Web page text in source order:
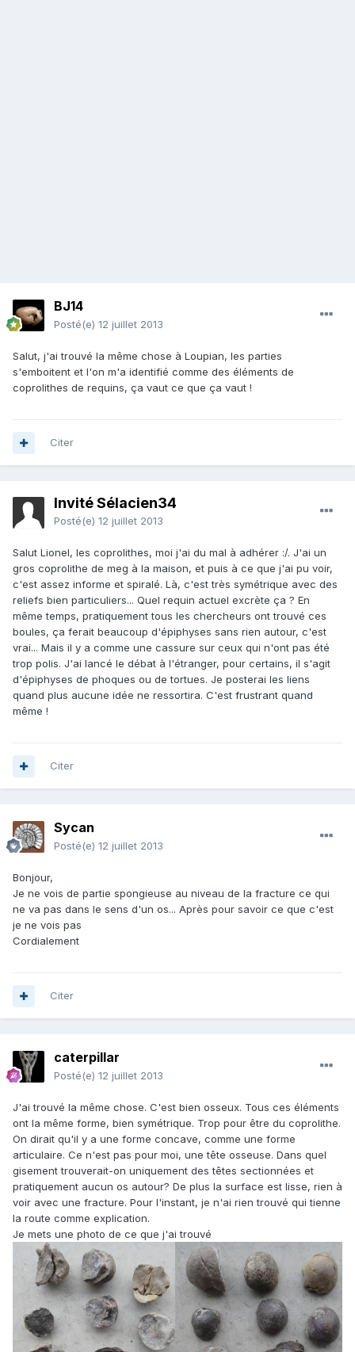
BJ14
Posté(e) 12 juillet 2013
Salut, j'ai trouvé la même chose à Loupian, les parties
s'emboitent et l'on m'a identifié comme des éléments de
coprolithes de requins, ça vaut ce que ça vaut !
Citer
Invité Sélacien34
Posté(e) 12 juillet 2013
Salut Lionel, les coprolithes, moi j'ai du mal à adhérer :/. J'ai un
gros coprolithe de meg à la maison, et puis à ce que j'ai pu voir,
c'est assez informe et spiralé. Là, c'est très symétrique avec des
reliefs bien particuliers... Quel requin actuel excrète ça ? En
même temps, pratiquement tous les chercheurs ont trouvé ces
boules, ça ferait beaucoup d'épiphyses sans rien autour, c'est
vrai... Mais il y a comme une cassure sur ceux qui n'ont pas été
trop polis. J'ai lancé le débat à l'étranger, pour certains, il s'agit
d'épiphyses de phoques ou de tortues. Je posterai les liens
quand plus aucune idée ne ressortira. C'est frustrant quand
même !
Citer
Sycan
Posté(e) 12 juillet 2013
Bonjour,
Je ne vois de partie spongieuse au niveau de la fracture ce qui
ne va pas dans le sens d'un os... Après pour savoir ce que c'est
je ne vois pas
Cordialement
Citer
caterpillar
Posté(e) 12 juillet 2013
J'ai trouvé la même chose. C'est bien osseux. Tous ces éléments
ont la même forme, bien symétrique. Trop pour être du coprolithe.
On dirait qu'il y a une forme concave, comme une forme
articulaire. Ce n'est pas pour moi, une tête osseuse. Dans quel
gisement trouverait-on uniquement des têtes sectionnées et
pratiquement aucun os autour? De plus la surface est lisse, rien à
voir avec une fracture. Pour l'instant, je n'ai rien trouvé qui tienne
la route comme explication.
Je mets une photo de ce que j'ai trouvé